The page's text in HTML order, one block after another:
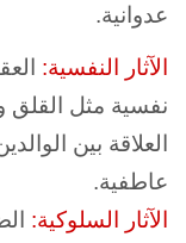
عدوانية.
الآثار النفسية:
نفسية مثل القلق
العلاقة بين
عاطفية.
الآثار السلوكية: